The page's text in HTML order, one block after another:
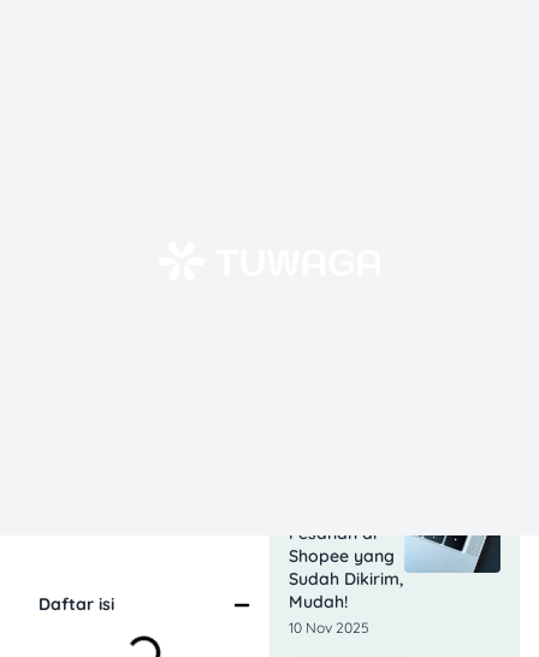
Daftar isi
Pesanan di
Shopee yang
Sudah Dikirim,
Mudah!
10 Nov 2025